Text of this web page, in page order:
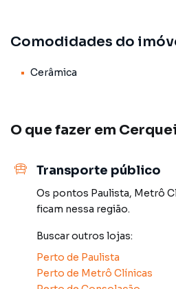
Loja para Venda em região
deseja mais informações sobre
de apartamentos, casas
locação, além de
regiões de São Paulo. Aqui você
ofertas para encontrar o imóvel
seu estilo de vida.
Negocie seu imóvel de forma
segurança e tranquilidade. Na
Comodidades do
Cerâmica
O que fazer em
Transporte público
Os pontos Paulista, Metrô
ficam nessa região.
Buscar outros lojas:
Perto de Paulista
Perto de Metrô Clínicas